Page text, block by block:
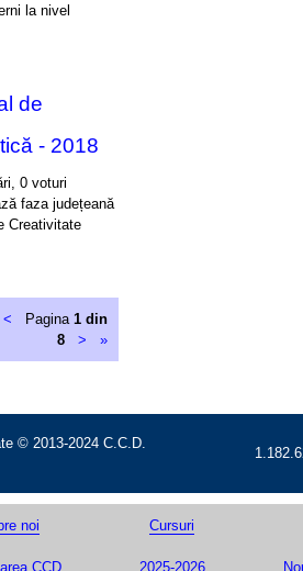
la nivel
de
- 2018
0 voturi
faza județeană
Creativitate
< Pagina 1 din
8
> »
© 2013-2024 C.C.D.
noi
CCD
Cursuri
2025-2026